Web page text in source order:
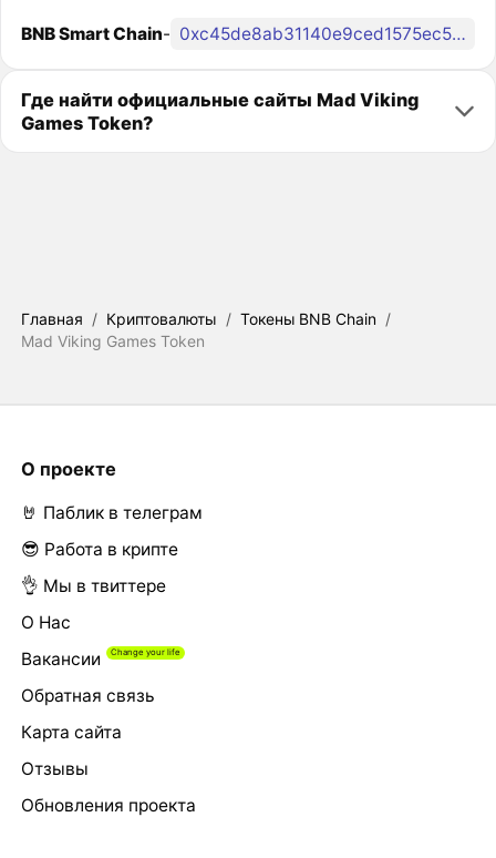
BNB Smart Chain- 0xc45de8ab31140e9ced1575ec53ffffa1e3062576
Где найти официальные сайты Mad Viking
Games Token?
Главная / Криптовалюты / Токены BNB Chain /
Mad Viking Games Token
О проекте
🤘 Паблик в телеграм
😎 Работа в крипте
👌 Мы в твиттере
О Нас
Вакансии
Обратная связь
Карта сайта
Отзывы
Обновления проекта